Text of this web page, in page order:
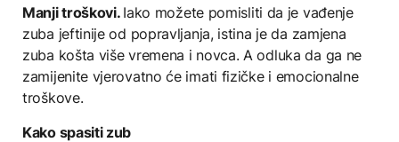
Manji troškovi. Iako možete pomisliti da je vađenje
zuba jeftinije od popravljanja, istina je da zamjena
zuba košta više vremena i novca. A odluka da ga ne
zamijenite vjerovatno će imati fizičke i emocionalne
troškove.
Kako spasiti zub